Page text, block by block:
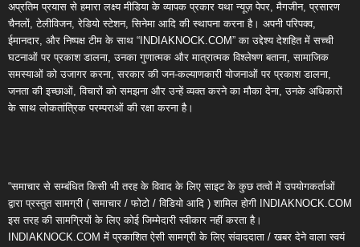
अप्रतिम प्रयास से हमारा लक्ष्य मीडिया के व्यापक प्रकार यथा न्यूज़ पेपर, मैगजीन, प्रसारण
चैनलों, टेलीविजन, रेडियो स्टेशन, सिनेमा आदि की स्थापना करना है। अपनी परिपक्व,
ईमानदार, और निष्पक्ष टीम के साथ “INDIAKNOCK.COM” का उद्देश्य देशहित में सच्ची
घटनाओं पर प्रकाश डालना, उनका गुणात्मक और मात्रात्मक विश्लेषण बताना, सामाजिक
समस्याओं को उजागर करना, सरकार की जन-कल्याणकारी योजनाओं पर प्रकाश डालना,
जनता की इच्छाओं, विचारों को समझना और उन्हें व्यक्त करने का मौका देना, उनके अधिकारों
के साथ लोकतांत्रिक परम्पराओं की रक्षा करना है।
“समाचार से सम्बंधित किसी भी तरह के विवाद के लिए साइट के कुछ तत्वों में उपयोगकर्ताओं
द्वारा प्रस्तुत सामग्री ( समाचार / फोटो / विडियो आदि ) शामिल होगी INDIAKNOCK.COM
इस तरह की सामग्रियों के लिए कोई जिम्मेदारी स्वीकार नहीं करता है।
INDIAKNOCK.COM में प्रकाशित ऐसी सामग्री के लिए संवाददाता / खबर देने वाला स्वयं